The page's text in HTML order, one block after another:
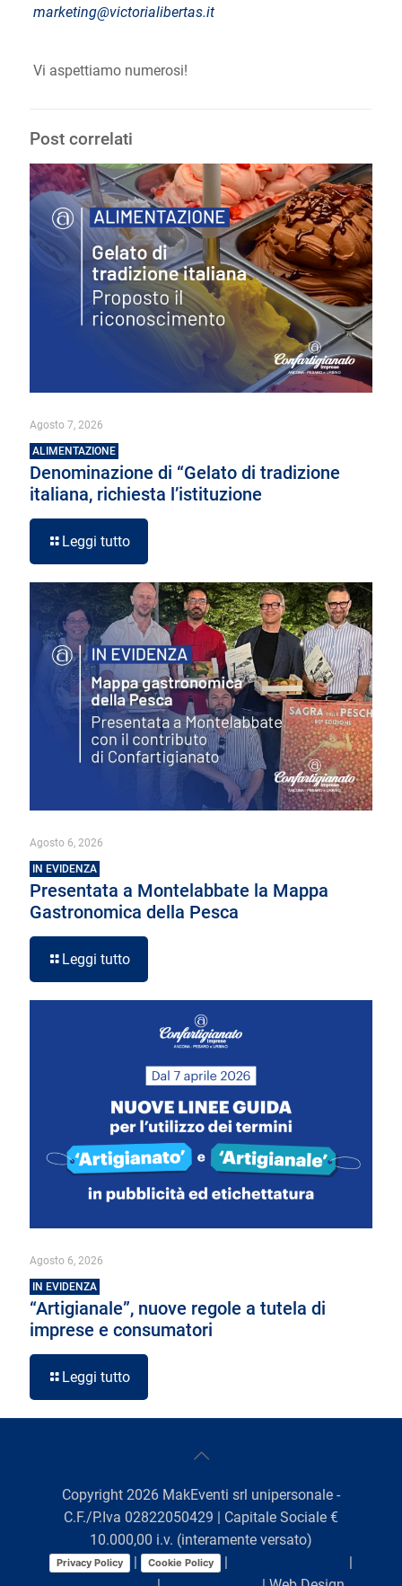
marketing@victorialibertas.it
Vi aspettiamo numerosi!
Post correlati
Agosto 7, 2026
ALIMENTAZIONE
Denominazione di “Gelato di tradizione
italiana, richiesta l’istituzione
Leggi tutto
Agosto 6, 2026
IN EVIDENZA
Presentata a Montelabbate la Mappa
Gastronomica della Pesca
Leggi tutto
Agosto 6, 2026
IN EVIDENZA
“Artigianale”, nuove regole a tutela di
imprese e consumatori
Leggi tutto
Copyright 2026 MakEventi srl unipersonale -
C.F./P.Iva 02822050429 | Capitale Sociale €
10.000,00 i.v. (interamente versato)
Privacy Policy Cookie Policy